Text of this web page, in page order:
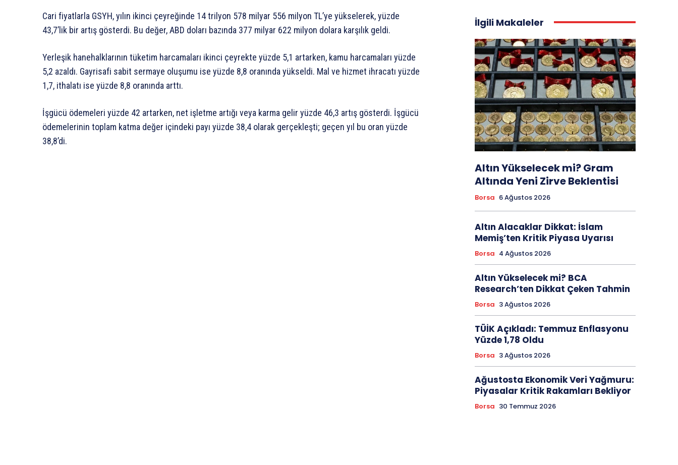
Cari fiyatlarla GSYH, yılın ikinci çeyreğinde 14 trilyon 578 milyar 556 milyon TL’ye yükselerek, yüzde
43,7’lik bir artış gösterdi. Bu değer, ABD doları bazında 377 milyar 622 milyon dolara karşılık geldi.
Yerleşik hanehalklarının tüketim harcamaları ikinci çeyrekte yüzde 5,1 artarken, kamu harcamaları yüzde
5,2 azaldı. Gayrisafi sabit sermaye oluşumu ise yüzde 8,8 oranında yükseldi. Mal ve hizmet ihracatı yüzde
1,7, ithalatı ise yüzde 8,8 oranında arttı.
İşgücü ödemeleri yüzde 42 artarken, net işletme artığı veya karma gelir yüzde 46,3 artış gösterdi. İşgücü
ödemelerinin toplam katma değer içindeki payı yüzde 38,4 olarak gerçekleşti; geçen yıl bu oran yüzde
38,8’di.
İlgili Makaleler
Altın Yükselecek mi? Gram
Altında Yeni Zirve Beklentisi
Borsa 6 Ağustos 2026
Altın Alacaklar Dikkat: İslam
Memiş’ten Kritik Piyasa Uyarısı
Borsa 4 Ağustos 2026
Altın Yükselecek mi? BCA
Research’ten Dikkat Çeken Tahmin
Borsa 3 Ağustos 2026
TÜİK Açıkladı: Temmuz Enflasyonu
Yüzde 1,78 Oldu
Borsa 3 Ağustos 2026
Ağustosta Ekonomik Veri Yağmuru:
Piyasalar Kritik Rakamları Bekliyor
Borsa 30 Temmuz 2026